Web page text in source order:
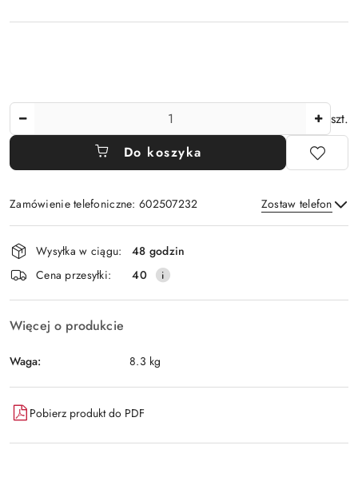
szt.
Do koszyka
Zamówienie telefoniczne: 602507232 Zostaw telefon
Wyślij
Dostępność
i
dostawa
Wysyłka w ciągu:
48 godzin
Cena przesyłki:
40
Więcej o produkcie
Waga: 8.3 kg
Pobierz produkt do PDF